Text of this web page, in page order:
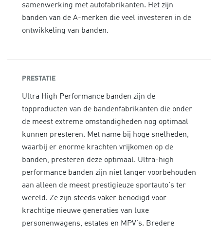
samenwerking met autofabrikanten. Het zijn
banden van de A-merken die veel investeren in de
ontwikkeling van banden.
PRESTATIE
Ultra High Performance banden zijn de
topproducten van de bandenfabrikanten die onder
de meest extreme omstandigheden nog optimaal
kunnen presteren. Met name bij hoge snelheden,
waarbij er enorme krachten vrijkomen op de
banden, presteren deze optimaal. Ultra-high
performance banden zijn niet langer voorbehouden
aan alleen de meest prestigieuze sportauto's ter
wereld. Ze zijn steeds vaker benodigd voor
krachtige nieuwe generaties van luxe
personenwagens, estates en MPV's. Bredere